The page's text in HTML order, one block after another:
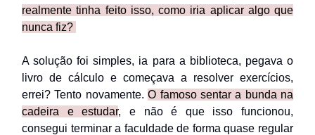
realmente tinha feito isso, como iria aplicar algo que
nunca fiz?
A solução foi simples, ia para a biblioteca, pegava o
livro de cálculo e começava a resolver exercícios,
errei? Tento novamente.O famoso sentar a bunda na
cadeira e estudar, e não é que isso funcionou,
consegui terminar a faculdade de forma quase regular